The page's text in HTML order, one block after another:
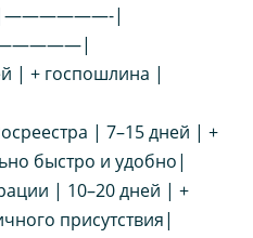
|
| + госпошлина |
| 7–15 дней | +
быстро и удобно|
| 10–20 дней | +
присутствия|